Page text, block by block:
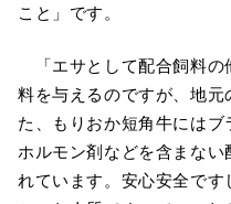
こと」です。
「エサとして配合飼料の
料を与えるのですが、地元
た、もりおか短角牛にはブ
ホルモン剤などを含まない
れています。安心安全で